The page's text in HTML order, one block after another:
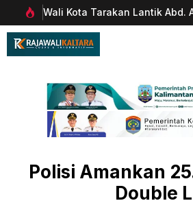
Langsung
ke
Wali Kota Tarakan Lantik Abd.
sebagai Sekda
Polisi Amankan
Double L